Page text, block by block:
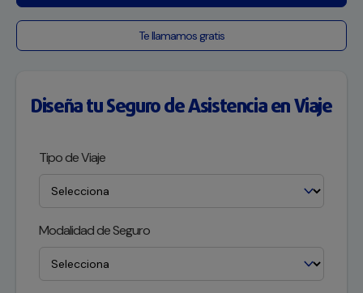
Te llamamos gratis
Diseña tu Seguro de Asistencia en Viaje
Tipo de Viaje
Modalidad de Seguro